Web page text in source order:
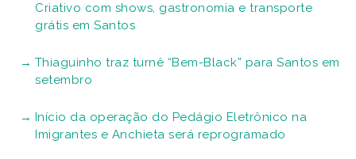
Criativo com shows, gastronomia e transporte
grátis em Santos
Thiaguinho traz turnê “Bem-Black” para Santos em
setembro
Início da operação do Pedágio Eletrônico na
Imigrantes e Anchieta será reprogramado